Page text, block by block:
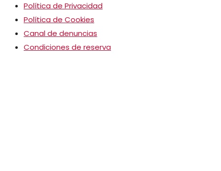
Política de Privacidad
Política de Cookies
Canal de denuncias
Condiciones de reserva